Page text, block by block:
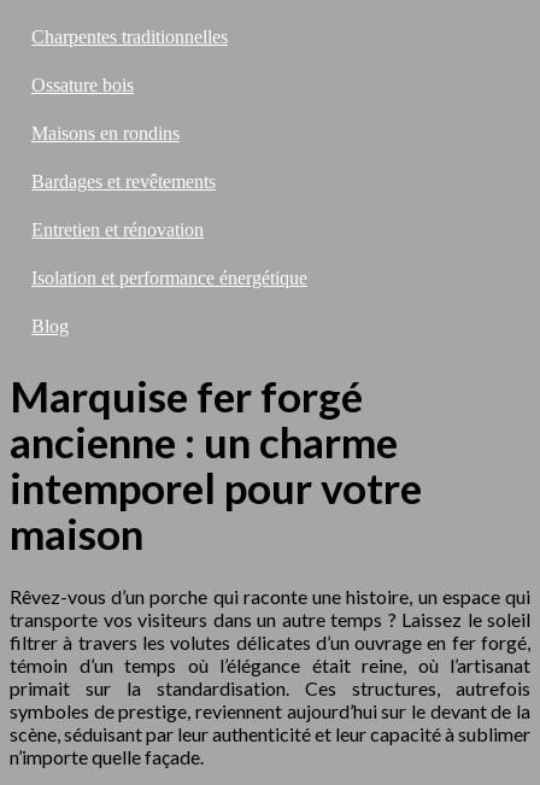
Charpentes traditionnelles
Ossature bois
Maisons en rondins
Bardages et revêtements
Entretien et rénovation
Isolation et performance énergétique
Blog
Marquise fer forgé
ancienne : un charme
intemporel pour votre
maison
Rêvez-vous d’un porche qui raconte une histoire, un espace qui
transporte vos visiteurs dans un autre temps ? Laissez le soleil
filtrer à travers les volutes délicates d’un ouvrage en fer forgé,
témoin d’un temps où l’élégance était reine, où l’artisanat
primait sur la standardisation. Ces structures, autrefois
symboles de prestige, reviennent aujourd’hui sur le devant de la
scène, séduisant par leur authenticité et leur capacité à sublimer
n’importe quelle façade.